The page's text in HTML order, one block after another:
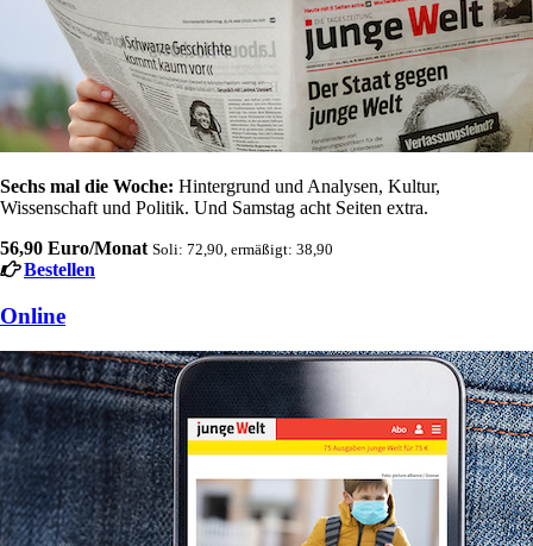
Sechs mal die Woche: Hintergrund und Analysen, Kultur,
Wissenschaft und Politik. Und Samstag acht Seiten extra.
56,90 Euro/Monat Soli: 72,90, ermäßigt: 38,90
Bestellen
Online